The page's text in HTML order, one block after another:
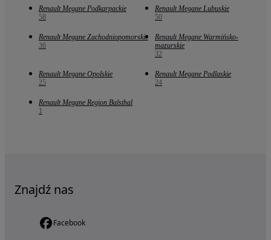
Renault Megane Podkarpackie
58
Renault Megane Lubuskie
50
Renault Megane Zachodniopomorskie
36
Renault Megane Warmińsko-
mazurskie
32
Renault Megane Opolskie
25
Renault Megane Podlaskie
24
Renault Megane Region Balsthal
1
Znajdź nas
Facebook